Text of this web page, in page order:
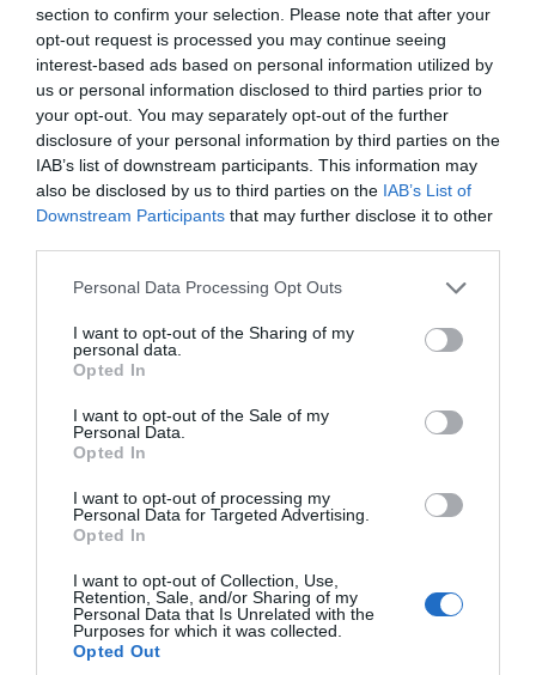
section to confirm your selection. Please note that after your
opt-out request is processed you may continue seeing
interest-based ads based on personal information utilized by
us or personal information disclosed to third parties prior to
your opt-out. You may separately opt-out of the further
disclosure of your personal information by third parties on the
IAB’s list of downstream participants. This information may
also be disclosed by us to third parties on the IAB’s List of
Downstream Participants that may further disclose it to other
Please note that this website/app uses one or more Google
not limited to your visit or usage behaviour. You may click to
grant or deny consent to Google and its third-party tags to
use your data for below specified purposes in below Google
consent section.
Personal Data Processing Opt Outs
I want to opt-out of the Sharing of my
personal data.
Opted In
I want to opt-out of the Sale of my
Personal Data.
Opted In
I want to opt-out of processing my
Personal Data for Targeted Advertising.
Opted In
I want to opt-out of Collection, Use,
Retention, Sale, and/or Sharing of my
Personal Data that Is Unrelated with the
Purposes for which it was collected.
Opted Out
Πολεμικής Αεροπορίας έπληξαν εννέα
ιρανικά συστήματα αεράμυνας στο δυτικό και
κεντρικό Ιράν και σήμερα το πρωί, η IAF
(ισραηλινή πολεμική αεροπορία) έπληξε τρία
εργοστάσια σε ένα πετροχημικό συγκρότημα
στο νοτιοδυτικό Ιράν. Ο ισραηλινός στρατός
ξεκαθάρισε ότι οι επιθέσεις
πραγματοποιούνται μόνο από το Ισραήλ,
αλλά υπάρχει «πλήρης συντονισμός» με την
αμερικανικός στρατός έχει επίσης
συμμετάσχει στην αναχαίτιση πυραύλων που
εκτοξεύτηκαν από το Ιράν εναντίον του
Ισραήλ.
Νέες απειλές από Ιρανό
«Εάν συνεχιστούν οι επιθέσεις σε